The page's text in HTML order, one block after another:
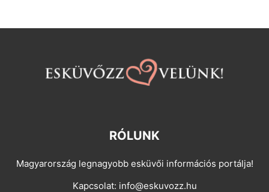
RÓLUNK
Magyarország legnagyobb esküvői információs portálja!
Kapcsolat: info@eskuvozz.hu